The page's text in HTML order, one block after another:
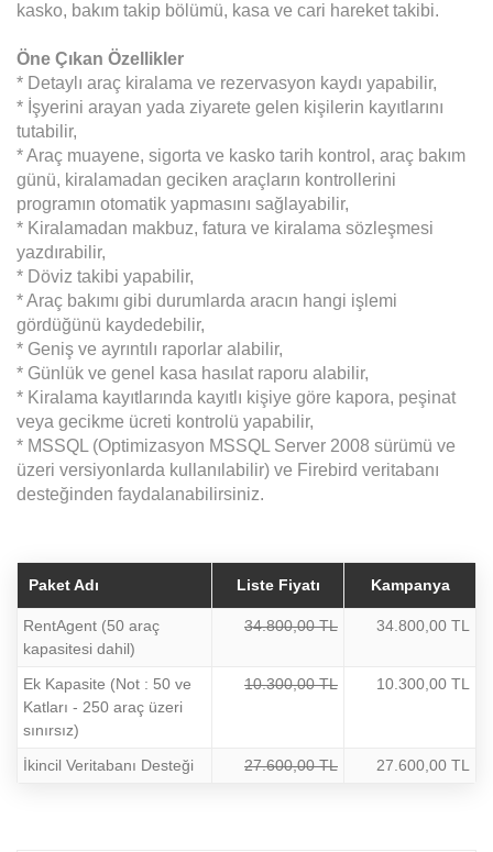
kasko, bakım takip bölümü, kasa ve cari hareket takibi.
Öne Çıkan Özellikler
* Detaylı araç kiralama ve rezervasyon kaydı yapabilir,
* İşyerini arayan yada ziyarete gelen kişilerin kayıtlarını
tutabilir,
* Araç muayene, sigorta ve kasko tarih kontrol, araç bakım
günü, kiralamadan geciken araçların kontrollerini
programın otomatik yapmasını sağlayabilir,
* Kiralamadan makbuz, fatura ve kiralama sözleşmesi
yazdırabilir,
* Döviz takibi yapabilir,
* Araç bakımı gibi durumlarda aracın hangi işlemi
gördüğünü kaydedebilir,
* Geniş ve ayrıntılı raporlar alabilir,
* Günlük ve genel kasa hasılat raporu alabilir,
* Kiralama kayıtlarında kayıtlı kişiye göre kapora, peşinat
veya gecikme ücreti kontrolü yapabilir,
* MSSQL (Optimizasyon MSSQL Server 2008 sürümü ve
üzeri versiyonlarda kullanılabilir) ve Firebird veritabanı
desteğinden faydalanabilirsiniz.
Paket Adı Liste Fiyatı Kampanya
RentAgent (50 araç
kapasitesi dahil)
34.800,00 TL 34.800,00 TL
Ek Kapasite (Not : 50 ve
Katları - 250 araç üzeri
sınırsız)
10.300,00 TL 10.300,00 TL
İkincil Veritabanı Desteği 27.600,00 TL 27.600,00 TL